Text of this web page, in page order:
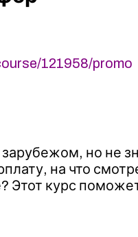
121958/promo
зарубежом, но не
на что
Этот курс